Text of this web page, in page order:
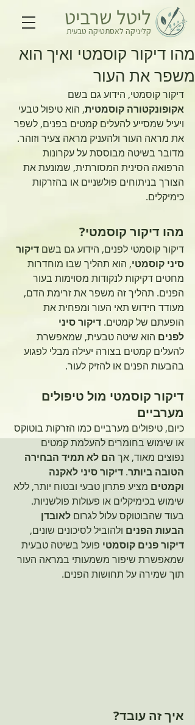
קליניקה לאסתטיקה טבעית
ליטל שרביט
מהו דיקור קוסמטי ואיך הוא
משפר את העור
דיקור קוסמטי, הידוע גם בשם
אקופונקטורה קוסמטית, הוא טיפול טבעי
ויעיל שמסייע להעלים קמטים בפנים, לשפר
את מראה העור ולהעניק מראה צעיר וזוהר.
מדובר בשיטה מבוססת על עקרונות
הרפואה הסינית המסורתית, שמונעת את
הצורך בניתוחים פולשניים או בהזרקות
כימיקלים.
מהו דיקור קוסמטי?
דיקור קוסמטי לפנים, הידוע גם בשם דיקור
סיני קוסמטי, הוא תהליך שבו מוחדרות
מחטים דקיקות לנקודות מסוימות בעור
הפנים. תהליך זה משפר את זרימת הדם,
מעודד חידוש תאי העור ומפחית את
הופעתם של קמטים. דיקור סיני
לפנים הוא שיטה טבעית, שמאפשרת
להעלים קמטים בצורה יעילה מבלי לפגוע
בהבעות הפנים או להזיק לעור.
דיקור קוסמטי מול טיפולים
מערביים
כיום, טיפולים מערביים כמו הזרקות בוטוקס
או שימוש בחומרים להעלמת קמטים
נפוצים מאוד, אך הם לא תמיד הבחירה
הטובה ביותר. דיקור סיני לאקנה
וקמטים מציע פתרון טבעי ובטוח יותר, ללא
שימוש בכימיקלים או פעולות פולשניות.
בעוד שהבוטוקס עלול לגרום לאובדן
הבעות הפנים ולהוביל לסיכונים שונים,
דיקור פנים קוסמטי פועל בשיטה טבעית
שמאפשרת שיפור משמעותי במראה העור
תוך שמירה על תחושות הפנים.
איך זה עובד?